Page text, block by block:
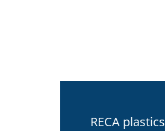
RECA plastics